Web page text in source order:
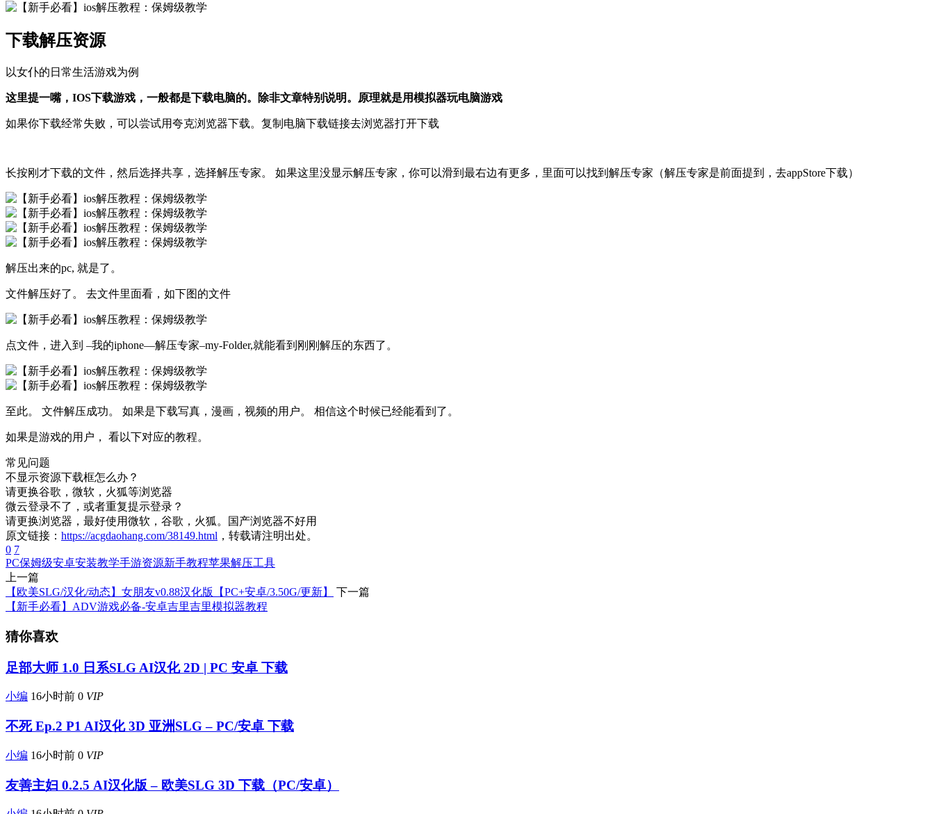
下载解压资源
以女仆的日常生活游戏为例
这里提一嘴，IOS下载游戏，一般都是下载电脑的。除非文章特别说明。原理就是用模拟器玩电脑游戏
如果你下载经常失败，可以尝试用夸克浏览器下载。复制电脑下载链接去浏览器打开下载
长按刚才下载的文件，然后选择共享，选择解压专家。 如果这里没显示解压专家，你可以滑到最右边有更多，里面可以找到解压专家（解压专家是前面提到，去appStore下载）
解压出来的pc, 就是了。
文件解压好了。 去文件里面看，如下图的文件
点文件，进入到 –我的iphone—解压专家–my-Folder,就能看到刚刚解压的东西了。
至此。 文件解压成功。 如果是下载写真，漫画，视频的用户。 相信这个时候已经能看到了。
如果是游戏的用户， 看以下对应的教程。
常见问题
不显示资源下载框怎么办？
请更换谷歌，微软，火狐等浏览器
微云登录不了，或者重复提示登录？
请更换浏览器，最好使用微软，谷歌，火狐。国产浏览器不好用
原文链接： https://acgdaohang.com/38149.html ，转载请注明出处。
0 7
PC保姆级安卓安装教学手游资源新手教程苹果解压工具
上一篇
【欧美SLG/汉化/动态】女朋友v0.88汉化版【PC+安卓/3.50G/更新】
下一篇
【新手必看】ADV游戏必备-安卓吉里吉里模拟器教程
猜你喜欢
足部大师 1.0 日系SLG AI汉化 2D | PC 安卓 下载
小编 16小时前 0 VIP
不死 Ep.2 P1 AI汉化 3D 亚洲SLG – PC/安卓 下载
小编 16小时前 0 VIP
友善主妇 0.2.5 AI汉化版 – 欧美SLG 3D 下载（PC/安卓）